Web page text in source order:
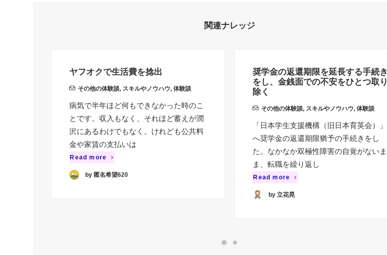
関連ナレッジ
ヤフオクで生活費を捻出
その他の体験談, スキルやノウハウ, 体験談
病気で半年ほど何もできなかった時のこ
とです。収入もなく、それほど蓄えが潤
沢にあるわけでもなく。けれども公共料
金や家賃の支払いは
Read more
by 匿名希望620
奨学金の返還期限を延長する手続き
をし、金銭面での不安をひとつ取り
除く
その他の体験談, スキルやノウハウ, 体験談
「日本学生支援機構（旧日本育英会）」
へ奨学金の返還期限猶予の手続きをし
た。なかなか双極性障害の自覚がないま
ま、転職を繰り返し
Read more
by 立花晃